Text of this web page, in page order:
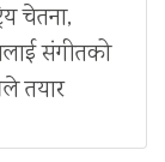
चेतना,
संगीतको
तयार